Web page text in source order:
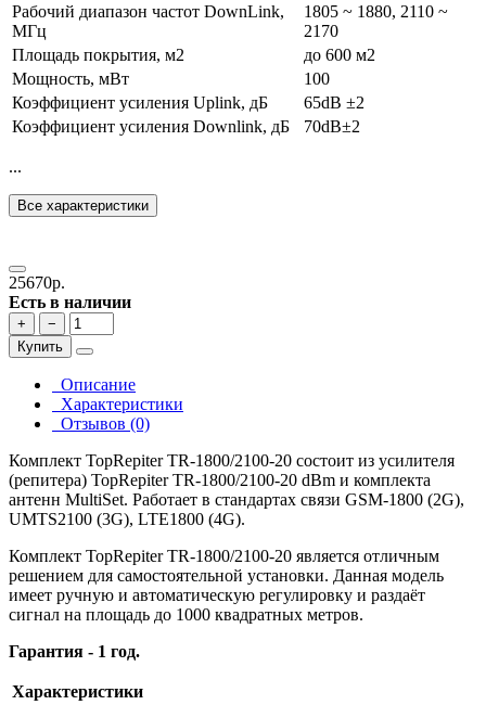
Рабочий диапазон частот DownLink,
МГц
1805 ~ 1880, 2110 ~
2170
Площадь покрытия, м2
до 600 м2
Мощность, мВт
100
Коэффициент усиления Uplink, дБ
65dB ±2
Коэффициент усиления Downlink, дБ
70dB±2
...
Все характеристики
25670р.
Есть в наличии
+
−
Купить
Описание
Характеристики
Отзывов (0)
Комплект TopRepiter TR-1800/2100-20 состоит из усилителя
(репитера) TopRepiter TR-1800/2100-20 dBm и комплекта
антенн MultiSet. Работает в стандартах связи GSM-1800 (2G),
UMTS2100 (3G), LTE1800 (4G).
Комплект TopRepiter TR-1800/2100-20 является отличным
решением для самостоятельной установки. Данная модель
имеет ручную и автоматическую регулировку и раздаёт
сигнал на площадь до 1000 квадратных метров.
Гарантия - 1 год.
Характеристики